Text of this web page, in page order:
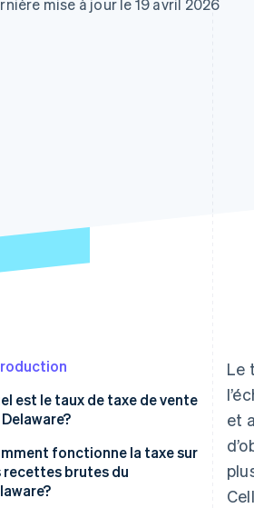
acceptations
mise à jour le 19 avril 2026
est le taux de taxe de vente
fonctionne la taxe sur
recettes brutes du
Le
et